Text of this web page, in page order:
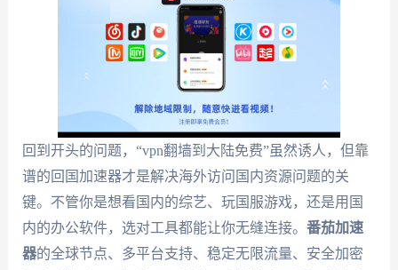
回到开头的问题，“vpn翻墙到大陆免费”虽然诱人，但靠
谱的回国加速器才是解决海外访问国内资源问题的关
键。不管你是想看国内的综艺、玩国服游戏，还是用国
内的办公软件，选对工具都能让你无缝连接。 番茄加速
器的全球节点、多平台支持、稳定无限流量、安全加密